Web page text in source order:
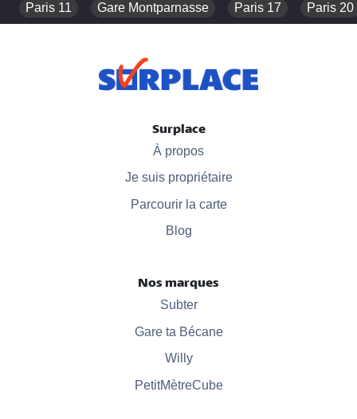
Paris 11
Gare Montparnasse Paris 17 Paris 20
Surplace
À propos
Je suis propriétaire
Parcourir la carte
Blog
Nos marques
Subter
Gare ta Bécane
Willy
PetitMètreCube